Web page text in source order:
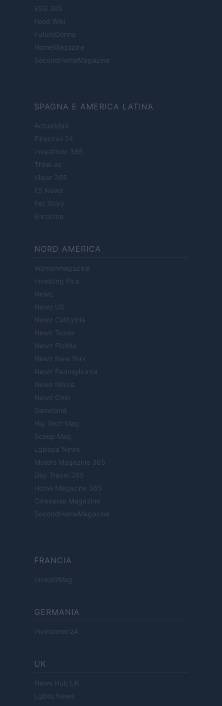
ESG 365
Food Wiki
FuturoDonna
HomeMagazine
SecondHomeMagazine
SPAGNA E AMERICA LATINA
Actualidad
Finanzas 24
Investindo 365
Think.es
Viajar 365
ES Newz
Pet Story
Encocina
NORD AMERICA
Womanmagazine
Investing Plus
Newz
Newz US
Newz California
Newz Texas
Newz Florida
Newz New York
Newz Pennsylvania
Newz Illinois
Newz Ohio
Gameland
Hig Tech Mag
Scoop Mag
Lgbtqia News
Motors Magazine 365
Day Travel 365
Home Magazine 365
Cineverse Magazine
SecondHomeMagazine
FRANCIA
InvestirMag
GERMANIA
Investieren24
UK
News Hub UK
Lgbtq News